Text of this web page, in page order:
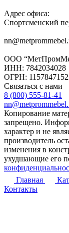
Адрес офиса:
Спортсменский
ООО
ИНН: 7842034028
ОГРН:
Связаться с нами
8 (800) 555-81-41
Копирование
запрещено.
характер и не
производитель
изменения в
ухудшающие его
Главная
Контакты